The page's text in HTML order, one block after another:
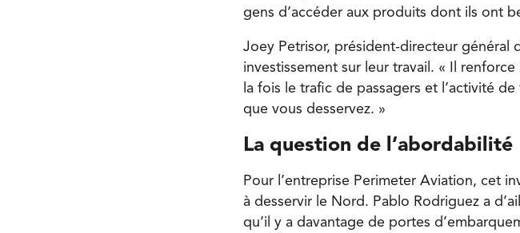
gens d’accéder aux produits dont ils ont
Joey Petrisor, président-directeur général
investissement sur leur travail. « Il
la fois le trafic de passagers et l’activité
que vous desservez. »
La question de l’abordabilité
Pour l’entreprise Perimeter Aviation, cet
à desservir le Nord. Pablo Rodriguez a
qu’il y a davantage de portes